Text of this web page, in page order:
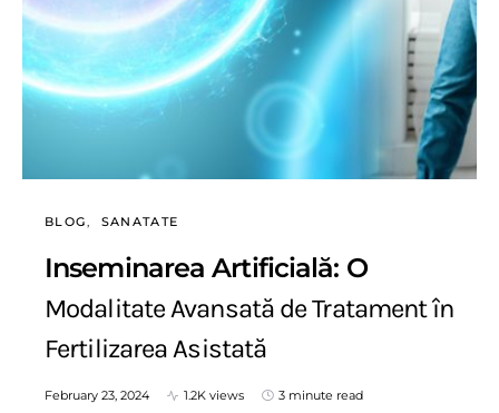
BLOG SANATATE
Inseminarea Artificială: O
Modalitate Avansată de Tratament în
Fertilizarea Asistată
February 23, 2024 1.2K views 3 minute read